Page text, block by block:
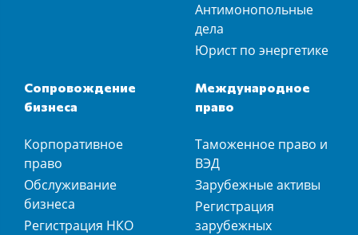
Антимонопольные
дела
Юрист по энергетике
Сопровождение
бизнеса
Корпоративное
право
Обслуживание
бизнеса
Регистрация НКО
Международное
право
Таможенное право и
ВЭД
Зарубежные активы
Регистрация
зарубежных